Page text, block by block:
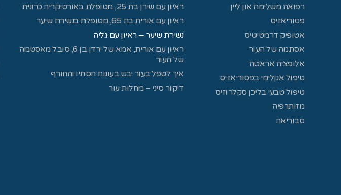
רפואה משלימה און ליין
פסוריאזיס
אטופיק דרמטיטיס
אסתמה של העור
אלופציה אראטה
טיפול אקלימי בפסוריאזיס
טיפול טבעי בליכן סקלרוזיס
מזותרפיה
סבוריאה
ראיון עם שירן בת 25, מטופלת באורטיקריה כרונית
ראיון עם אורית בת 65, מטופלת בנשירת שיער
נשירת שיער – ראיון עם גליה
ראיון עם אורית, אמא של ירדן בן 6, סובל מאסטמה
של העור​
איך לטפל בעור יבש בעונות הסתיו והחורף
דיקור סיני – מחלות עור